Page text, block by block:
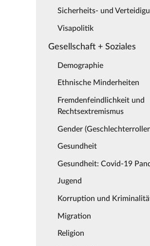
Sicherheits- und
Visapolitik
Gesellschaft + Soziales
Demographie
Ethnische Minderheiten
Fremdenfeindlichkeit und
Rechtsextremismus
Gender
Gesundheit
Gesundheit: Covid-19
Jugend
Korruption und
Migration
Religion